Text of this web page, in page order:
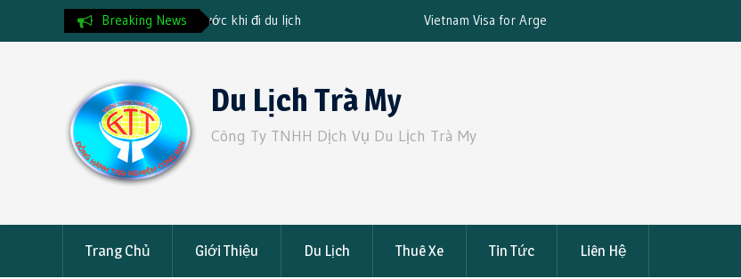
Breaking News
khi đi du lịch
Vietnam Visa for Argentinian Citizens: The Complete
2025 Guide & Fast Track Service
Đạt: Giá Tốt, An Toàn, Tiện Nghi
Du Lịch Trà My
Công Ty TNHH Dịch Vụ Du Lịch Trà My
Trang Chủ Giới Thiệu Du Lịch Thuê Xe Tin Tức Liên Hệ